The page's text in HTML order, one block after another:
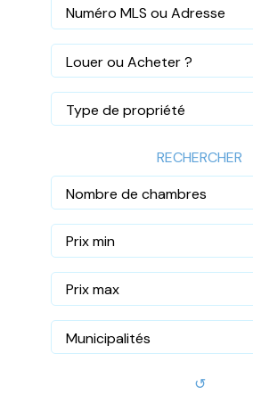
Louer ou Acheter ?
Type de propriété
RECHERCHER
Nombre de chambres
Municipalités
↺